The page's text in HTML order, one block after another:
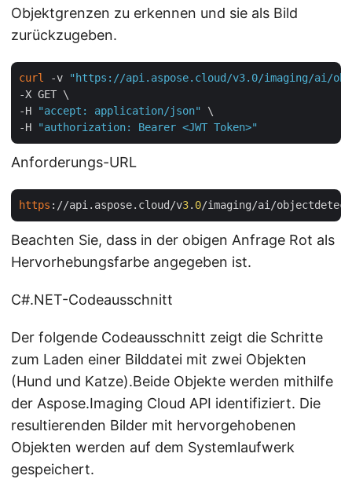
Objektgrenzen zu erkennen und sie als Bild
zurückzugeben.
curl -v
"https://api.aspose.cloud/v3.0/imaging/ai/
-X GET \
-H
"accept: application/json"
\
-H
"authorization: Bearer <JWT Token>"
Anforderungs-URL
https ://api.aspose.cloud/v3. 0/imaging/ai/
Beachten Sie, dass in der obigen Anfrage Rot als
Hervorhebungsfarbe angegeben ist.
C#.NET-Codeausschnitt
Der folgende Codeausschnitt zeigt die Schritte
zum Laden einer Bilddatei mit zwei Objekten
(Hund und Katze).Beide Objekte werden mithilfe
der Aspose.Imaging Cloud API identifiziert. Die
resultierenden Bilder mit hervorgehobenen
Objekten werden auf dem Systemlaufwerk
gespeichert.